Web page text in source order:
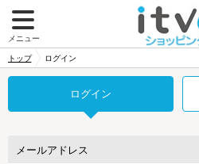
メニュー
トップ ログイン
ログイン
メールアドレス